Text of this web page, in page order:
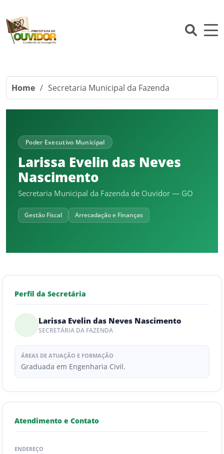
Home / Secretaria Municipal da Fazenda
Poder Executivo Municipal
Larissa Evelin das Neves
Nascimento
Secretaria Municipal da Fazenda de Ouvidor — GO
Gestão Fiscal Arrecadação e Finanças
Perfil da Secretária
Larissa Evelin das Neves Nascimento
SECRETÁRIA DA FAZENDA
ÁREAS DE ATUAÇÃO E FORMAÇÃO
Graduada em Engenharia Civil.
Atendimento e Contato
ENDEREÇO